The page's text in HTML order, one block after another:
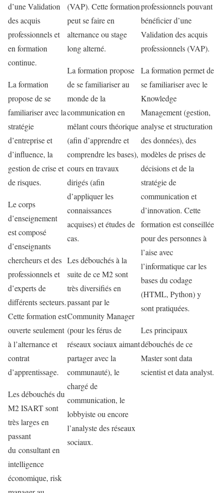
d’une Validation
des acquis
professionnels et
en formation
continue.
La formation
propose de se
familiariser avec la
stratégie
d’entreprise et
d’influence, la
gestion de crise et
de risques.
Le corps
d’enseignement
est composé
d’enseignants
chercheurs et des
professionnels et
d’experts de
différents secteurs.
Cette formation est
ouverte seulement
à l’alternance et
contrat
d’apprentissage.
Les débouchés du
M2 ISART sont
très larges en
passant
du consultant en
intelligence
économique, risk
(VAP). Cette formation
peut se faire en
alternance ou stage
long alterné.
La formation propose
de se familiariser au
monde de la
communication en
mêlant cours théorique
(afin d’apprendre et
comprendre les bases),
cours en travaux
dirigés (afin
d’appliquer les
connaissances
acquises) et études de
cas.
Les débouchés à la
suite de ce M2 sont
très diversifiés en
passant par le
Community Manager
(pour les férus de
réseaux sociaux aimant
partager avec la
communauté), le
chargé de
communication, le
lobbyiste ou encore
l’analyste des réseaux
sociaux.
professionnels pouvant
bénéficier d’une
Validation des acquis
professionnels (VAP).
La formation permet de
se familiariser avec le
Knowledge
Management (gestion,
analyse et structuration
des données), des
modèles de prises de
décisions et de la
stratégie de
communication et
d’innovation. Cette
formation est conseillée
pour des personnes à
l’aise avec
l’informatique car les
bases du codage
(HTML, Python) y
sont pratiquées.
Les principaux
débouchés de ce
Master sont data
scientist et data analyst.